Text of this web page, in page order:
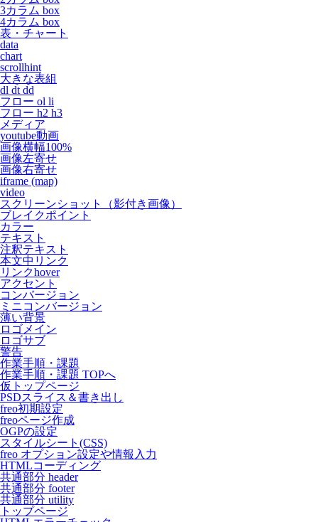
3カラム box
4カラム box
表・チャート
data
chart
scrollhint
大きな表組
dl dt dd
フロー ol li
フロー h2 h3
メディア
youtube動画
画像横幅100%
画像左寄せ
画像右寄せ
iframe (map)
video
スクリーンショット（影付き画像）
ブレイクポイント
カラー
テキスト
注釈テキスト
本文中リンク
リンクhover
アクセント
コンバージョン
ミニコンバージョン
薄い背景
ロゴメイン
ロゴサブ
警告
作業手順・課題
作業手順・課題 TOPへ
仮トップページ
PSDスライス＆書き出し
freo初期設定
freoページ作成
OGPの設定
スタイルシート(CSS)
freo オプション設定や情報入力
HTMLコーディング
共通部分 header
共通部分 footer
共通部分 utility
トップページ